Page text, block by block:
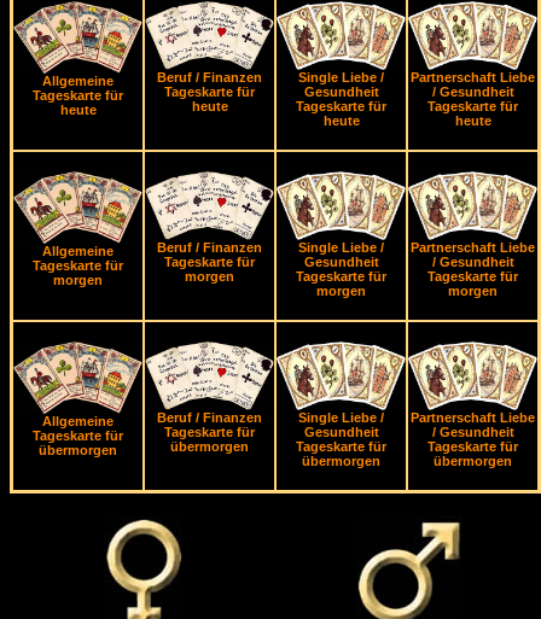
Allgemeine
Tageskarte für
heute
Beruf / Finanzen
Tageskarte für
heute
Single Liebe /
Gesundheit
Tageskarte für
heute
Partnerschaft Liebe
/ Gesundheit
Tageskarte für
heute
Allgemeine
Tageskarte für
morgen
Beruf / Finanzen
Tageskarte für
morgen
Single Liebe /
Gesundheit
Tageskarte für
morgen
Partnerschaft Liebe
/ Gesundheit
Tageskarte für
morgen
Allgemeine
Tageskarte für
übermorgen
Beruf / Finanzen
Tageskarte für
übermorgen
Single Liebe /
Gesundheit
Tageskarte für
übermorgen
Partnerschaft Liebe
/ Gesundheit
Tageskarte für
übermorgen